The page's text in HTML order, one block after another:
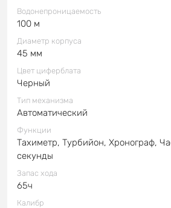
Водонепроницаемость
100 м
Диаметр корпуса
45 мм
Цвет циферблата
Черный
Тип механизма
Автоматический
Функции
Тахиметр, Турбийон, Хронограф,
секунды
Запас хода
65ч
Калибр